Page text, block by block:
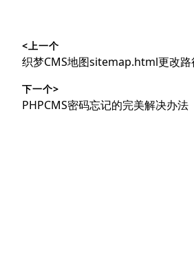
章
导
航
<上一个
上
文
章：
织梦CMS地图sitemap.html更改路
下一个>
下
PHPCMS密码忘记的完美解决办法